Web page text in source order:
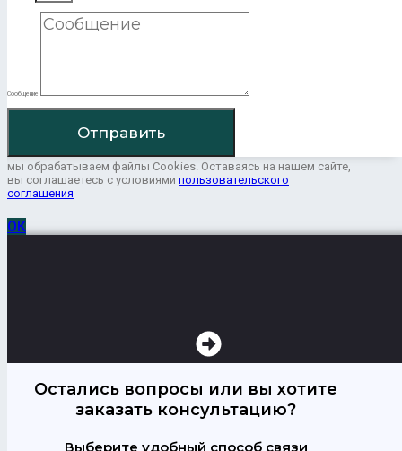
Сообщение
Отправить
мы обрабатываем файлы Cookies. Оставаясь на нашем сайте,
вы соглашаетесь с условиями пользовательского
соглашения
ОК
Остались вопросы или вы хотите
заказать консультацию?
Выберите удобный способ связи